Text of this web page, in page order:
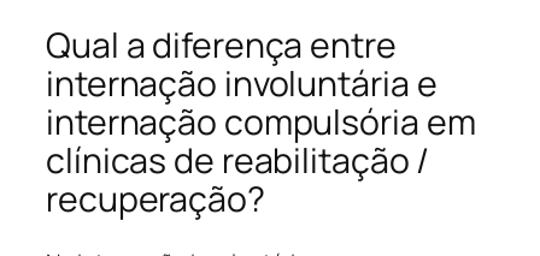
Qual a diferença entre
internação involuntária e
internação compulsória em
clínicas de reabilitação /
recuperação?